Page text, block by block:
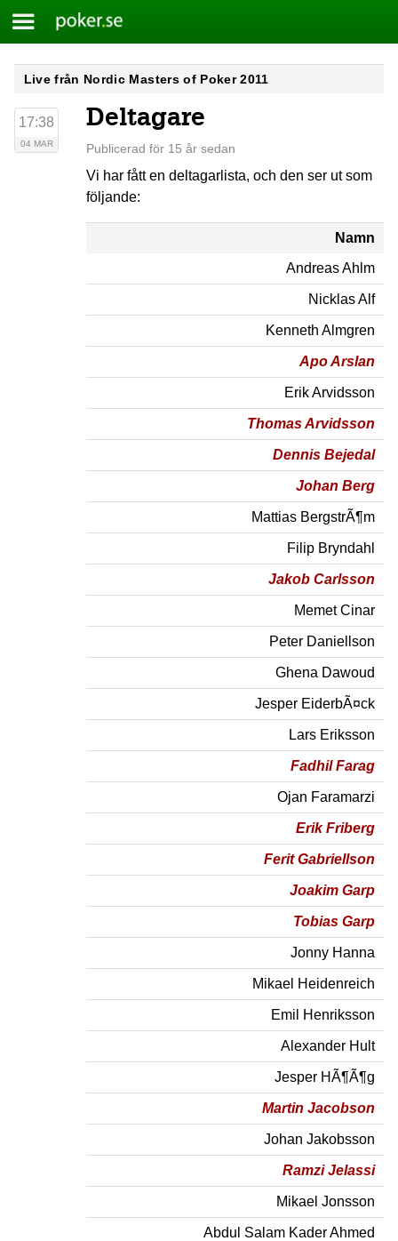
Skip
content
Meny
Poker.se
Live från Nordic Masters of Poker 2011
17:38
04 MAR
Deltagare
Publicerad för 15 år sedan
Vi har fått en deltagarlista, och den ser ut som
följande:
Namn
Andreas Ahlm
Nicklas Alf
Kenneth Almgren
Apo Arslan
Erik Arvidsson
Thomas Arvidsson
Dennis Bejedal
Johan Berg
Mattias BergstrÃ¶m
Filip Bryndahl
Jakob Carlsson
Memet Cinar
Peter Daniellson
Ghena Dawoud
Jesper EiderbÃ¤ck
Lars Eriksson
Fadhil Farag
Ojan Faramarzi
Erik Friberg
Ferit Gabriellson
Joakim Garp
Tobias Garp
Jonny Hanna
Mikael Heidenreich
Emil Henriksson
Alexander Hult
Jesper HÃ¶Ã¶g
Martin Jacobson
Johan Jakobsson
Ramzi Jelassi
Mikael Jonsson
Abdul Salam Kader Ahmed